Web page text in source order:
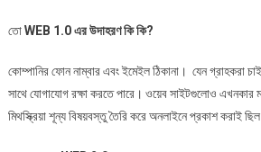
তোWEB 1.0 এর উদাহরণ কি কি?
কোম্পানির ফোন নাম্বার এবং ইমেইল ঠিকানা। যেন গ্রাহকরা
সাথে যোগাযোগ রক্ষা করতে পারে। ওয়েব সাইটগুলোও এখনকার
মিথস্ক্রিয়া শূন্য বিষয়বস্তু তৈরি করে অনলাইনে প্রকাশ করাই